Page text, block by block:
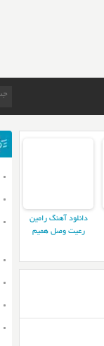
دانلود آهنگ رامین
رعیت وصل همیم